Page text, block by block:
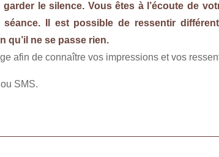
le silence. Vous êtes à l’écoute de
Il est possible de ressentir
qu’il ne se passe rien.
afin de connaître vos impressions et vos
SMS.